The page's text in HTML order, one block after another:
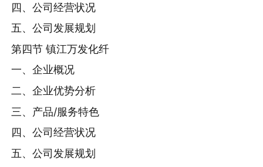
四、公司经营状况
五、公司发展规划
第四节 镇江万发化纤
一、企业概况
二、企业优势分析
三、产品/服务特色
四、公司经营状况
五、公司发展规划